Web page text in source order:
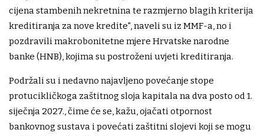
cijena stambenih nekretnina te razmjerno blagih kriterija
kreditiranja za nove kredite", naveli su iz MMF-a, no i
pozdravili makrobonitetne mjere Hrvatske narodne
banke (HNB), kojima su postroženi uvjeti kreditiranja.
Podržali su i nedavno najavljeno povećanje stope
protucikličkoga zaštitnog sloja kapitala na dva posto od 1.
siječnja 2027., čime će se, kažu, ojačati otpornost
bankovnog sustava i povećati zaštitni slojevi koji se mogu